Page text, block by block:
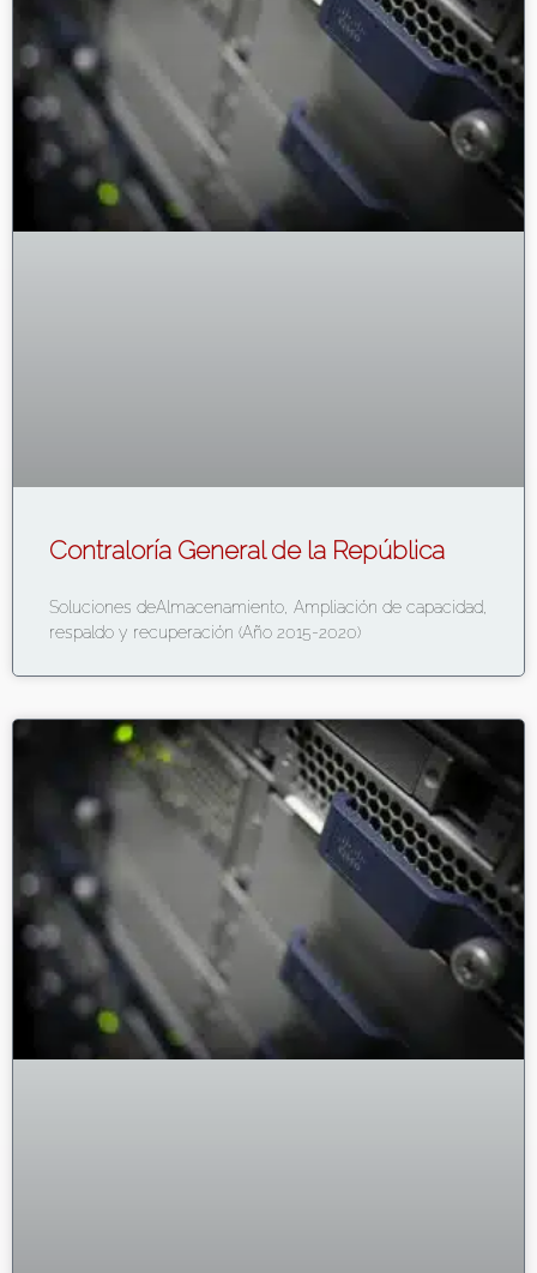
Contraloría General de la República
Soluciones deAlmacenamiento, Ampliación de capacidad,
respaldo y recuperación (Año 2015-2020)